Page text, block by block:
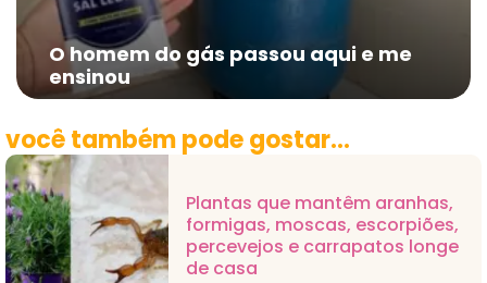
O homem do gás passou aqui e me
ensinou
você também pode gostar...
Plantas que mantêm aranhas,
formigas, moscas, escorpiões,
percevejos e carrapatos longe
de casa